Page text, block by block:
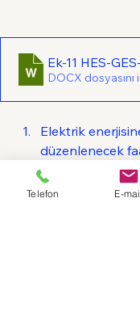
Ek-11 HES-
DOCX dosyasını
Elektrik
düzenlenecek
faaliyet
zorunludur.
Telefon E-